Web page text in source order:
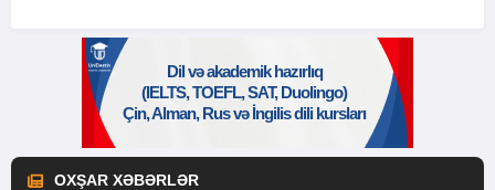
OXŞAR XƏBƏRLƏR